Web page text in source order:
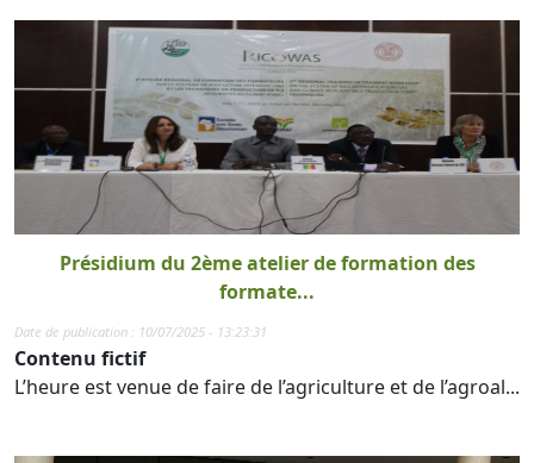
Présidium du 2ème atelier de formation des
formate...
Date de publication : 10/07/2025 - 13:23:31
Contenu fictif
L’heure est venue de faire de l’agriculture et de l’agroal...